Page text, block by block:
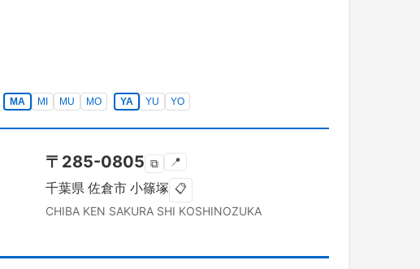
MA MI MU MO YA YU YO
〒 285-0805 ⧉ 📍
千葉県 佐倉市 小篠塚 📋
CHIBA KEN SAKURA SHI KOSHINOZUKA